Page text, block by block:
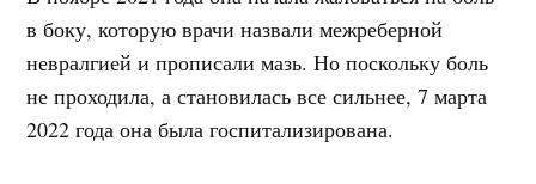
в боку, которую врачи назвали межреберной
невралгией и прописали мазь. Но поскольку боль
не проходила, а становилась все сильнее, 7 марта
2022 года она была госпитализирована.